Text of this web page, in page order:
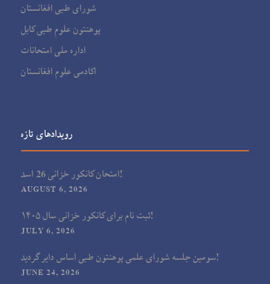
شورای طبی افغانستان
پوهنتون علوم طبی کابل
اداره ملی امتحانات
اکادمی علوم افغانستان
رویدادهای تازه
امتحان کانکور خزانی 26 اسد!
AUGUST 6, 2026
ثبت نام برای کانکور خزانی سال ۱۴۰۵!
JULY 6, 2026
سومین جلسه شورای علمی پوهنتون طبی اساس دایر گردید!
JUNE 24, 2026